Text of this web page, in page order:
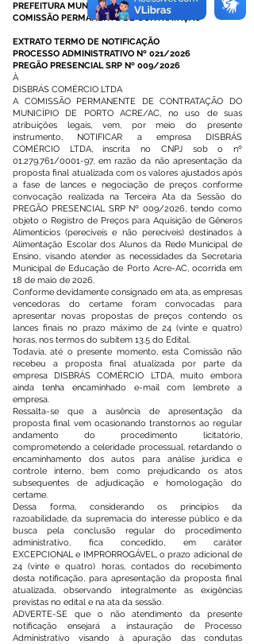
PREFEITURA MUNICIPAL DE PORTO ACRE
COMISSÃO PERMANENTE DE CONTRATAÇÃO
EXTRATO TERMO DE NOTIFICAÇÃO
PROCESSO ADMINISTRATIVO Nº 021/2026
PREGÃO PRESENCIAL SRP Nº 009/2026
À
DISBRÁS COMÉRCIO LTDA
A COMISSÃO PERMANENTE DE CONTRATAÇÃO DO
MUNICÍPIO DE PORTO ACRE/AC, no uso de suas
atribuições legais, vem, por meio do presente
instrumento, NOTIFICAR a empresa DISBRÁS
COMÉRCIO LTDA, inscrita no CNPJ sob o nº
01.279.761/0001-97, em razão da não apresentação da
proposta final atualizada com os valores ajustados após
a fase de lances e negociação de preços conforme
convocação realizada na Terceira Ata da Sessão do
PREGÃO PRESENCIAL SRP Nº 009/2026, tendo como
objeto o Registro de Preços para Aquisição de Gêneros
Alimentícios (perecíveis e não perecíveis) destinados à
Alimentação Escolar dos Alunos da Rede Municipal de
Ensino, visando atender as necessidades da Secretaria
Municipal de Educação de Porto Acre-AC, ocorrida em
18 de maio de 2026.
Conforme devidamente consignado em ata, as empresas
vencedoras do certame foram convocadas para
apresentar novas propostas de preços contendo os
lances finais no prazo máximo de 24 (vinte e quatro)
horas, nos termos do subitem 13.5 do Edital.
Todavia, até o presente momento, esta Comissão não
recebeu a proposta final atualizada por parte da
empresa DISBRÁS COMÉRCIO LTDA, muito embora
ainda tenha encaminhado e-mail com lembrete a
empresa.
Ressalta-se que a ausência de apresentação da
proposta final vem ocasionando transtornos ao regular
andamento do procedimento licitatório,
comprometendo a celeridade processual, retardando o
encaminhamento dos autos para análise jurídica e
controle interno, bem como prejudicando os atos
subsequentes de adjudicação e homologação do
certame.
Dessa forma, considerando os princípios da
razoabilidade, da supremacia do interesse público e da
busca pela conclusão regular do procedimento
administrativo, fica concedido, em caráter
EXCEPCIONAL e IMPRORROGÁVEL, o prazo adicional de
24 (vinte e quatro) horas, contados do recebimento
desta notificação, para apresentação da proposta final
atualizada, observando integralmente as exigências
previstas no edital e na ata da sessão.
ADVERTE-SE que o não atendimento da presente
notificação ensejará a instauração de Processo
Administrativo visando à apuração das condutas